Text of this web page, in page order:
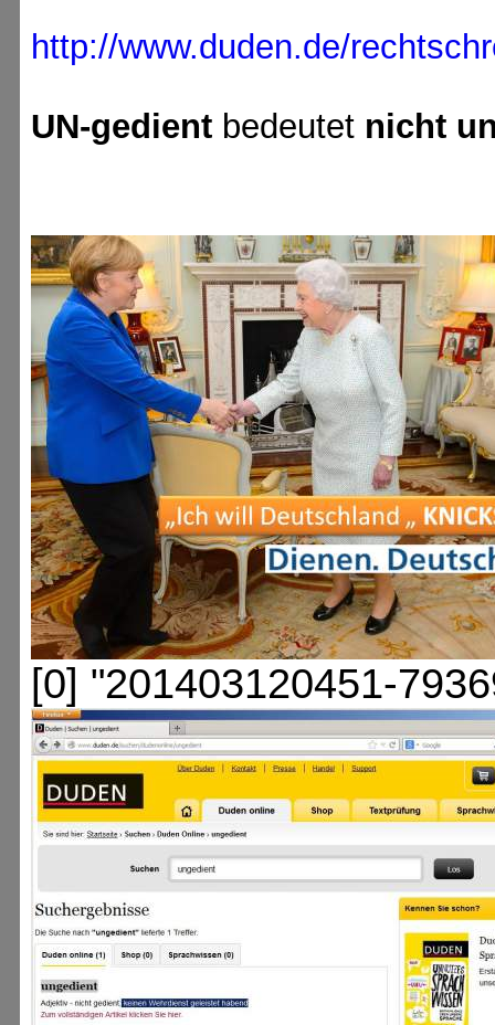
http://www.duden.de/
UN-gedient bedeutet nicht
[0] "201403120451-